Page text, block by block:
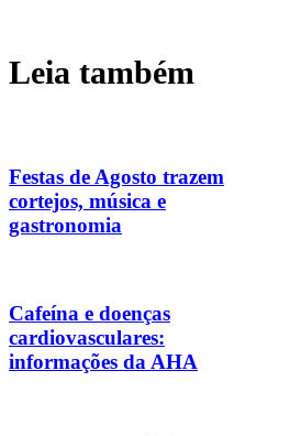
Leia também
Festas de Agosto trazem
cortejos, música e
gastronomia
Cafeína e doenças
cardiovasculares:
informações da AHA